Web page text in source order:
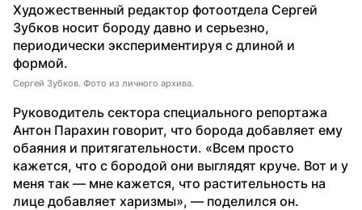
Художественный редактор фотоотдела Сергей
Зубков носит бороду давно и серьезно,
периодически экспериментируя с длиной и
формой.
Сергей Зубков. Фото из личного архива.
Руководитель сектора специального репортажа
Антон Парахин говорит, что борода добавляет ему
обаяния и притягательности. «Всем просто
кажется, что с бородой они выглядят круче. Вот и у
меня так — мне кажется, что растительность на
лице добавляет харизмы», — поделился он.